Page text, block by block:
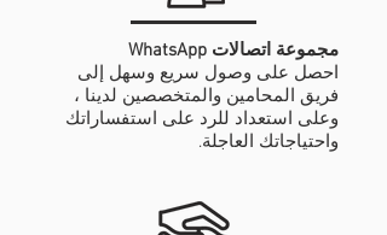
مجموعة اتصالات WhatsApp
احصل على وصول سريع وسهل إلى
فريق المحامين والمتخصصين لدينا ،
وعلى استعداد للرد على استفساراتك
واحتياجاتك العاجلة.